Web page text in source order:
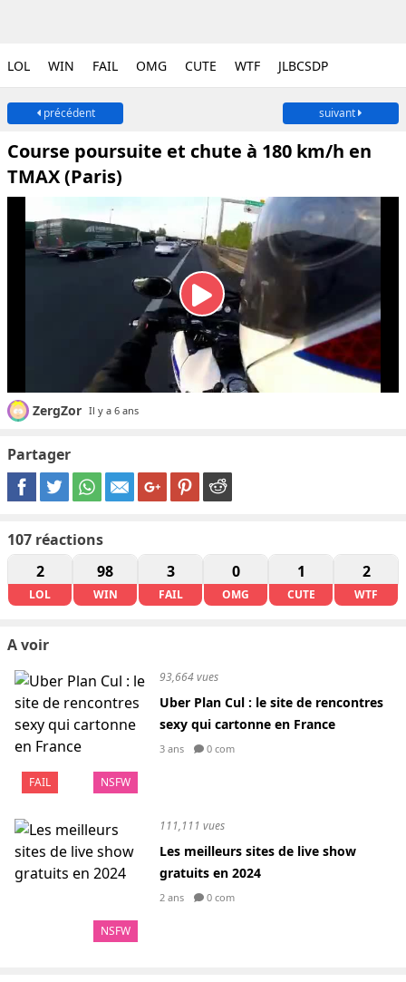
LOL WIN FAIL OMG CUTE WTF JLBCSDP
précédent suivant
Course poursuite et chute à 180 km/h en
TMAX (Paris)
ZergZor Il y a 6 ans
Partager
107 réactions
2
LOL
98
WIN
3
FAIL
0
OMG
1
CUTE
2
WTF
A voir
FAIL NSFW
93,664 vues
Uber Plan Cul : le site de rencontres
sexy qui cartonne en France
3 ans 0 com
NSFW
111,111 vues
Les meilleurs sites de live show
gratuits en 2024
2 ans 0 com